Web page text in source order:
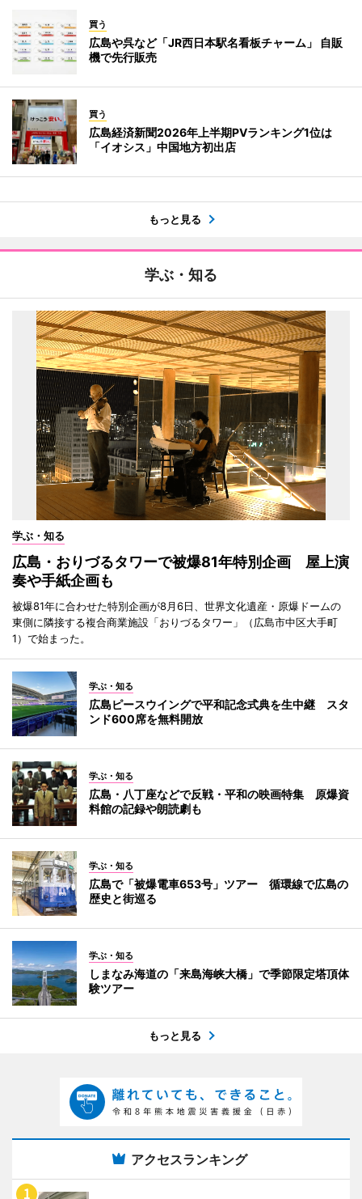
買う
広島や呉など「JR西日本駅名看板チャーム」 自販
機で先行販売
買う
広島経済新聞2026年上半期PVランキング1位は
「イオシス」中国地方初出店
もっと見る
学ぶ・知る
学ぶ・知る
広島・おりづるタワーで被爆81年特別企画 屋上演
奏や手紙企画も
被爆81年に合わせた特別企画が8月6日、世界文化遺産・原爆ドームの
東側に隣接する複合商業施設「おりづるタワー」（広島市中区大手町
1）で始まった。
学ぶ・知る
広島ピースウイングで平和記念式典を生中継 スタ
ンド600席を無料開放
学ぶ・知る
広島・八丁座などで反戦・平和の映画特集 原爆資
料館の記録や朗読劇も
学ぶ・知る
広島で「被爆電車653号」ツアー 循環線で広島の
歴史と街巡る
学ぶ・知る
しまなみ海道の「来島海峡大橋」で季節限定塔頂体
験ツアー
もっと見る
アクセスランキング